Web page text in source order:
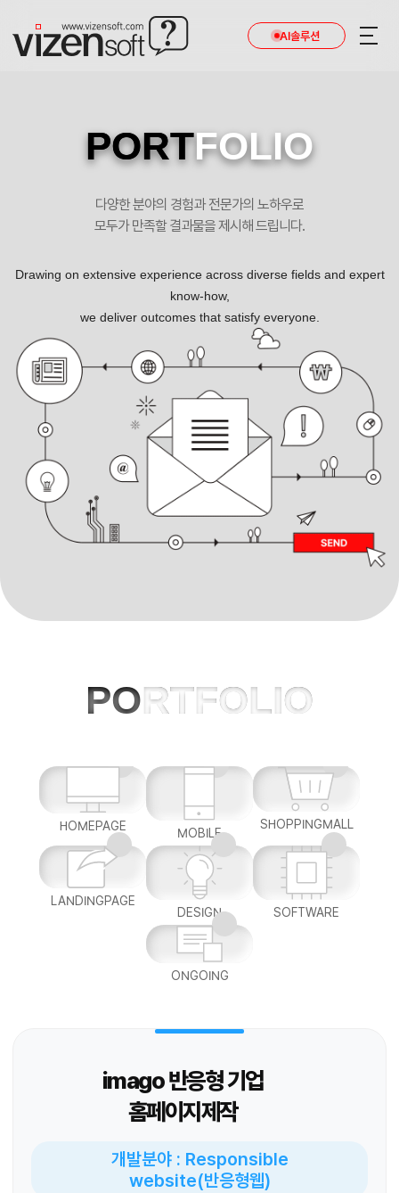
AI솔루션
imago 반응형 기업 홈페이지제작 포트폴리오
PORTFOLIO
다양한 분야의 경험과 전문가의 노하우로
모두가 만족할 결과물을 제시해 드립니다.
Drawing on extensive experience across diverse fields and expert
know-how,
we deliver outcomes that satisfy everyone.
PORTFOLIO
HOMEPAGE MOBILE
SHOPPINGMALL
LANDINGPAGE
DESIGN
SOFTWARE
ONGOING
imago 반응형 기업
홈페이지제작
개발분야 : Responsible
website(반응형웹)